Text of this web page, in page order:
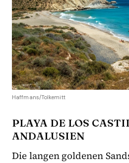
Haffmans/Tolkemitt
PLAYA DE LOS
ANDALUSIEN
Die langen goldenen